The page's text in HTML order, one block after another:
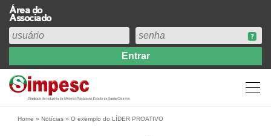
Área do
Associado
Institucional
Perfil
Diretoria
Home » Notícias » O exemplo do LÍDER PROATIVO